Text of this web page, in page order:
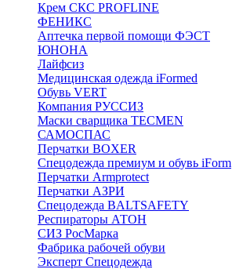
Крем СКС PROFLINE
ФЕНИКС
Аптечка первой помощи ФЭСТ
ЮНОНА
Лайфсиз
Медицинская одежда iFormed
Обувь VERT
Компания РУССИЗ
Маски сварщика TECMEN
САМОСПАС
Перчатки BOXER
Спецодежда премиум и обувь iForm
Перчатки Armprotect
Перчатки АЗРИ
Спецодежда BALTSAFETY
Респираторы АТОН
СИЗ РосМарка
Фабрика рабочей обуви
Эксперт Спецодежда